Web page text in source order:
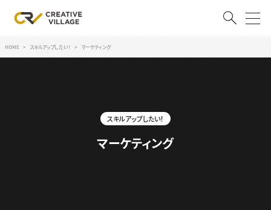
クリエイター求人を探す
HOME スキルアップしたい！ マーケティング
スキルアップしたい！
マーケティング